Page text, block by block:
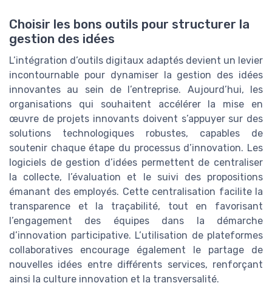
Choisir les bons outils pour structurer la
gestion des idées
L’intégration d’outils digitaux adaptés devient un levier
incontournable pour dynamiser la gestion des idées
innovantes au sein de l’entreprise. Aujourd’hui, les
organisations qui souhaitent accélérer la mise en
œuvre de projets innovants doivent s’appuyer sur des
solutions technologiques robustes, capables de
soutenir chaque étape du processus d’innovation. Les
logiciels de gestion d’idées permettent de centraliser
la collecte, l’évaluation et le suivi des propositions
émanant des employés. Cette centralisation facilite la
transparence et la traçabilité, tout en favorisant
l’engagement des équipes dans la démarche
d’innovation participative. L’utilisation de plateformes
collaboratives encourage également le partage de
nouvelles idées entre différents services, renforçant
ainsi la culture innovation et la transversalité.